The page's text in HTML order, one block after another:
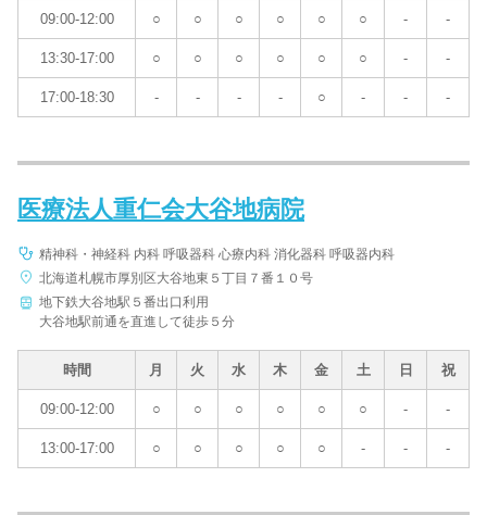
09:00-12:00 ○ ○ ○ ○ ○ ○ - -
13:30-17:00 ○ ○ ○ ○ ○ ○ - -
17:00-18:30 - - - - ○ - - -
医療法人重仁会大谷地病院
精神科・神経科 内科 呼吸器科 心療内科 消化器科 呼吸器内科
北海道札幌市厚別区大谷地東５丁目７番１０号
地下鉄大谷地駅５番出口利用
大谷地駅前通を直進して徒歩５分
時間 月 火 水 木 金 土 日 祝
09:00-12:00 ○ ○ ○ ○ ○ ○ - -
13:00-17:00 ○ ○ ○ ○ ○ - - -